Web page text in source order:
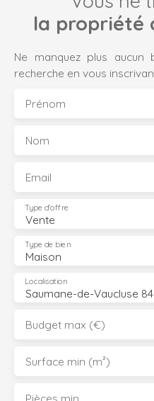
la propriété
Ne manquez plus
recherche en vous
Prénom
Nom
Email
Vente
Type d'offre
Maison
Type de bien
Saumane-de-Vaucluse
Localisation
Budget max (€)
Surface min (m²)
Pièces min